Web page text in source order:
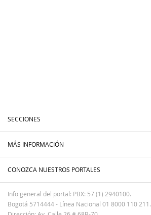
SECCIONES
MÁS INFORMACIÓN
CONOZCA NUESTROS PORTALES
Info general del portal: PBX: 57 (1) 2940100.
Bogotá 5714444 - Línea Nacional 01 8000 110 211.